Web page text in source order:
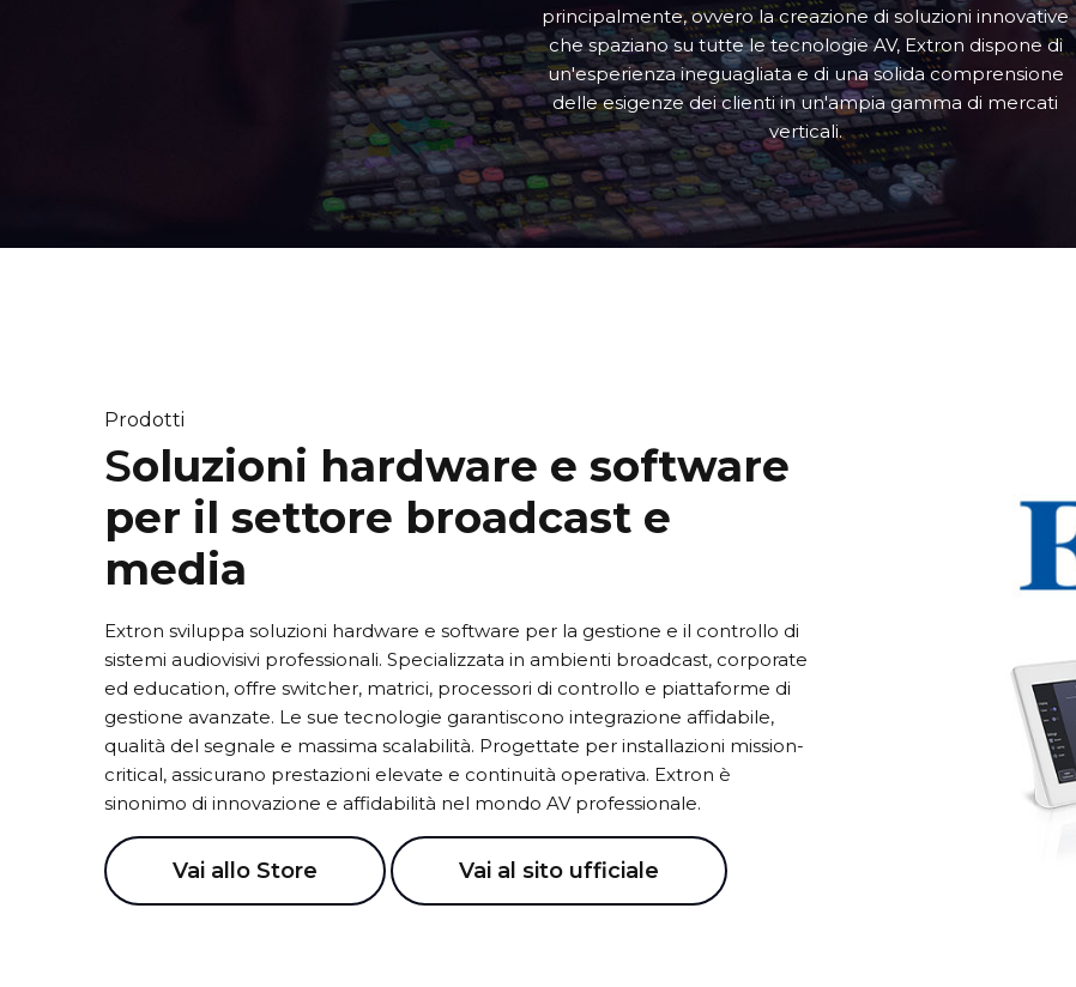
principalmente, ovvero la creazione di soluzioni innovative
che spaziano su tutte le tecnologie AV, Extron dispone di
un'esperienza ineguagliata e di una solida comprensione
delle esigenze dei clienti in un'ampia gamma di mercati
verticali.
Prodotti
Soluzioni hardware e software
per il settore broadcast e
media
Extron sviluppa soluzioni hardware e software per la gestione e il controllo di
sistemi audiovisivi professionali. Specializzata in ambienti broadcast, corporate
ed education, offre switcher, matrici, processori di controllo e piattaforme di
gestione avanzate. Le sue tecnologie garantiscono integrazione affidabile,
qualità del segnale e massima scalabilità. Progettate per installazioni mission-
critical, assicurano prestazioni elevate e continuità operativa. Extron è
sinonimo di innovazione e affidabilità nel mondo AV professionale.
Vai allo Store Vai al sito ufficiale